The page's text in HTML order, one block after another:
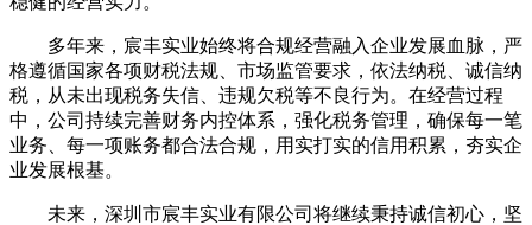
多年来，宸丰实业始终将合规经营融入企业发展血脉，严
格遵循国家各项财税法规、市场监管要求，依法纳税、诚信纳
税，从未出现税务失信、违规欠税等不良行为。在经营过程
中，公司持续完善财务内控体系，强化税务管理，确保每一笔
业务、每一项账务都合法合规，用实打实的信用积累，夯实企
业发展根基。
未来，深圳市宸丰实业有限公司将继续秉持诚信初心，坚